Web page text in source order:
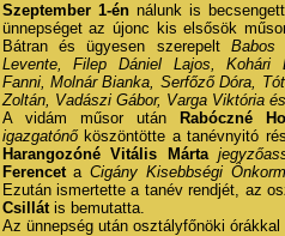
Szeptember 1-én nálunk is
ünnepséget az újonc kis elsősök
Bátran és ügyesen szerepelt Babos
Levente, Filep Dániel Lajos, Kohári
Fanni, Molnár Bianka, Serfőző Dóra,
Zoltán, Vadászi Gábor, Varga Viktória
A vidám műsor után
Rabóczné
igazgatónő köszöntötte a tanévnyitó
Harangozóné Vitális Márta
FerencetaCigány Kisebbségi
Ezután ismertette a tanév rendjét, az
Csillátis bemutatta.
Az ünnepség után osztályfőnöki